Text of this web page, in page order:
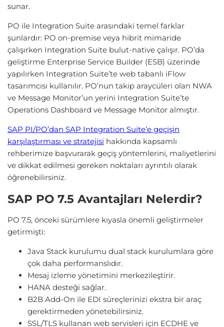
sunar.
PO ile Integration Suite arasındaki temel farklar
şunlardır: PO on-premise veya hibrit mimaride
çalışırken Integration Suite bulut-native çalışır. PO’da
geliştirme Enterprise Service Builder (ESB) üzerinde
yapılırken Integration Suite’te web tabanlı iFlow
tasarımcısı kullanılır. PO’nun takip araycüleri olan NWA
ve Message Monitor’un yerini Integration Suite’te
Operations Dashboard ve Message Monitor almıştır.
SAP PI/PO’dan SAP Integration Suite’e geçişin
karşılaştırması ve stratejisi hakkında kapsamlı
rehberimize başvurarak geçiş yöntemlerini, maliyetlerini
ve dikkat edilmesi gereken noktaları ayrıntılı olarak
öğrenebilirsiniz.
SAP PO 7.5 Avantajları Nelerdir?
PO 7.5, önceki sürümlere kıyasla önemli geliştirmeler
getirmişti:
Java Stack kurulumu dual stack kurulumlara göre
çok daha performanslıdır.
Mesaj izleme yönetimini merkezileştirir.
HANA desteği sağlar.
B2B Add-On ile EDI süreçlerinizi ekstra bir araç
gerektirmeden yönetebilirsiniz.
SSL/TLS kullanan web servisleri için ECDHE ve